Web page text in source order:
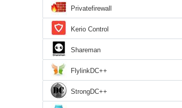
Privatefirewall
Kerio Control
Shareman
FlylinkDC++
StrongDC++